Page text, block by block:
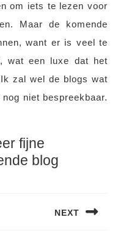
om iets te lezen voor
Maar de komende
want er is veel te
wat een luxe dat het
zal wel de blogs wat
niet bespreekbaar.
fijne
blog
NEXT